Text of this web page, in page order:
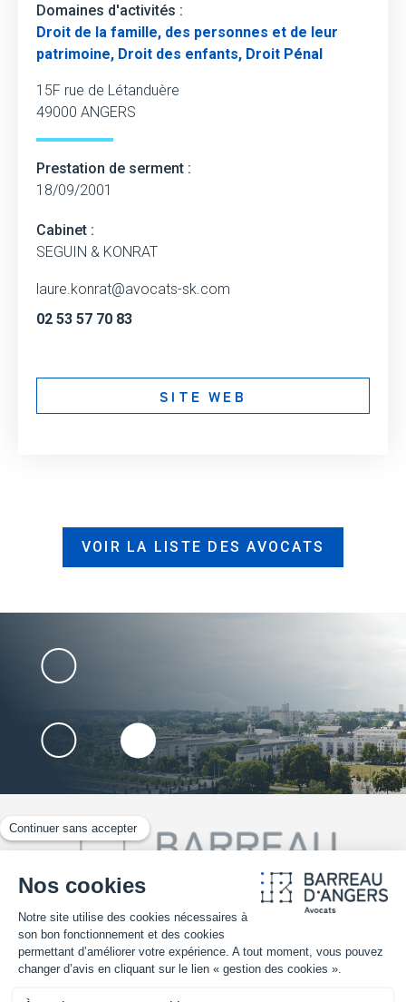
Domaines d'activités :
Droit de la famille, des personnes et de leur
patrimoine, Droit des enfants, Droit Pénal
15F rue de Létanduère
49000 ANGERS
Prestation de serment :
18/09/2001
Cabinet :
SEGUIN & KONRAT
laure.konrat@avocats-sk.com
02 53 57 70 83
SITE WEB
VOIR LA LISTE DES AVOCATS
02 41 25 30 70